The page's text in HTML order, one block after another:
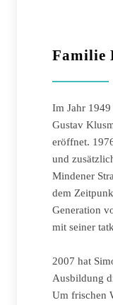
Familie
Im Jahr
Gustav
eröffnet.
und
Mindener
dem
Generation
mit seiner
2007 hat
Ausbildung
Um frischen